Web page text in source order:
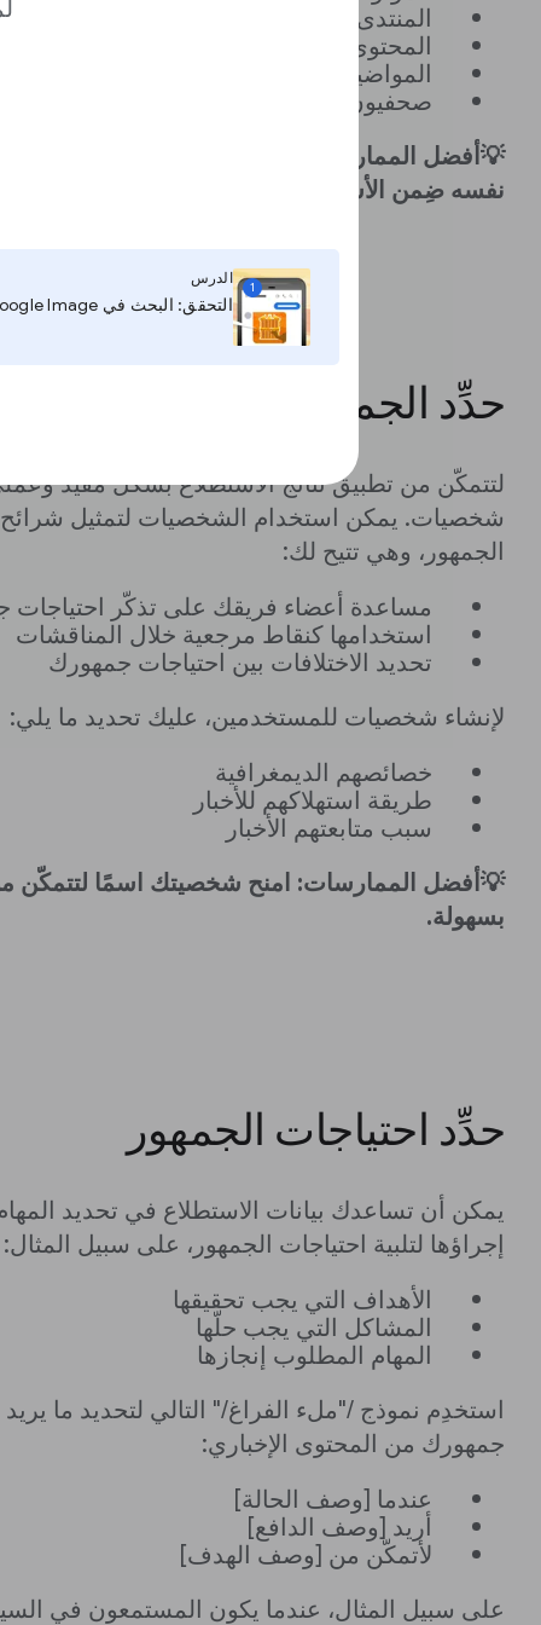
1
الدرس
التحقق: البحث في Google Image
المنتدى
المحتوى الصحافي المستقلّ
المواضيع أو القضايا المحدّدة
صحفيون محدّدون
💡أفضل الممارسات: تجنَّب طرح أكثر من سؤال
نفسه ضِمن الأسئلة ذات الإجابة المفتوحة.
حدِّد الجمهور المستهدف
لتتمكّن من تطبيق نتائج الاستطلاع بشكل مفيد
شخصيات. يمكن استخدام الشخصيات لتمثيل
الجمهور، وهي تتيح لك:
مساعدة أعضاء فريقك على تذكّر احتياجات
استخدامها كنقاط مرجعية خلال المناقشات
تحديد الاختلافات بين احتياجات جمهورك
لإنشاء شخصيات للمستخدمين، عليك تحديد ما يلي:
خصائصهم الديمغرافية
طريقة استهلاكهم للأخبار
سبب متابعتهم الأخبار
💡أفضل الممارسات: امنح شخصيتك اسمًا لتتمكّن من
بسهولة.
حدِّد احتياجات الجمهور
يمكن أن تساعدك بيانات الاستطلاع في تحديد
إجراؤها لتلبية احتياجات الجمهور، على سبيل المثال:
الأهداف التي يجب تحقيقها
المشاكل التي يجب حلّها
المهام المطلوب إنجازها
استخدِم نموذج /"ملء الفراغ/" التالي لتحديد ما
جمهورك من المحتوى الإخباري:
عندما [وصف الحالة]
أريد [وصف الدافع]
لأتمكّن من [وصف الهدف]
على سبيل المثال، عندما يكون المستمعون في